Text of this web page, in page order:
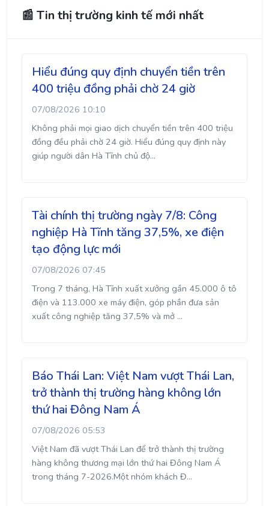
📰 Tin thị trường kinh tế mới nhất
Hiểu đúng quy định chuyển tiền trên
400 triệu đồng phải chờ 24 giờ
07/08/2026 10:10
Không phải mọi giao dịch chuyển tiền trên 400 triệu
đồng đều phải chờ 24 giờ. Hiểu đúng quy định này
giúp người dân Hà Tĩnh chủ độ...
Tài chính thị trường ngày 7/8: Công
nghiệp Hà Tĩnh tăng 37,5%, xe điện
tạo động lực mới
07/08/2026 07:45
Trong 7 tháng, Hà Tĩnh xuất xưởng gần 45.000 ô tô
điện và 113.000 xe máy điện, góp phần đưa sản
xuất công nghiệp tăng 37,5% và mở ...
Báo Thái Lan: Việt Nam vượt Thái Lan,
trở thành thị trường hàng không lớn
thứ hai Đông Nam Á
07/08/2026 05:53
Việt Nam đã vượt Thái Lan để trở thành thị trường
hàng không thương mại lớn thứ hai Đông Nam Á
trong tháng 7-2026.Một nhóm khách Đ...